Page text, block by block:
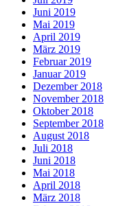
Juni 2019
Mai 2019
April 2019
März 2019
Februar 2019
Januar 2019
Dezember 2018
November 2018
Oktober 2018
September 2018
August 2018
Juli 2018
Juni 2018
Mai 2018
April 2018
März 2018